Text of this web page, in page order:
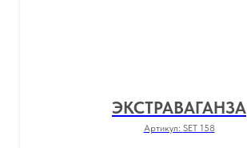
ЭКСТРАВАГАНЗА
Артикул: SET 158